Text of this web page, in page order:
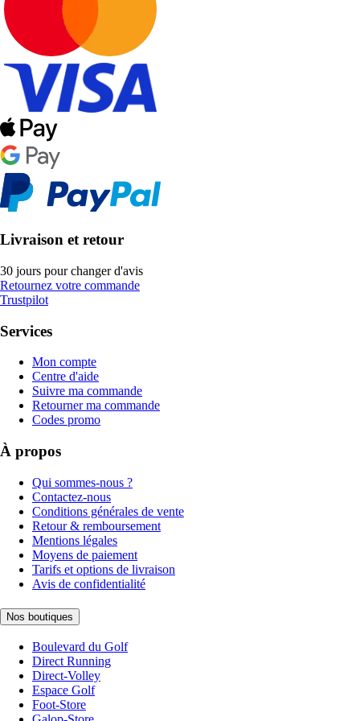
Livraison et retour
30 jours pour changer d'avis
Retournez votre commande
Trustpilot
Services
Mon compte
Centre d'aide
Suivre ma commande
Retourner ma commande
Codes promo
À propos
Qui sommes-nous ?
Contactez-nous
Conditions générales de vente
Retour & remboursement
Mentions légales
Moyens de paiement
Tarifs et options de livraison
Avis de confidentialité
Nos boutiques
Boulevard du Golf
Direct Running
Direct-Volley
Espace Golf
Foot-Store